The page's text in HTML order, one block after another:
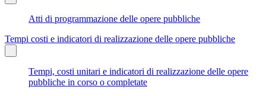
Atti di programmazione delle opere pubbliche
Tempi costi e indicatori di realizzazione delle opere pubbliche
Tempi, costi unitari e indicatori di realizzazione delle opere
pubbliche in corso o completate